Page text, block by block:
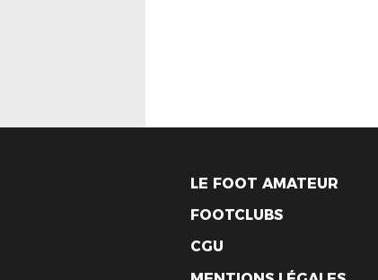
LE FOOT AMATEUR
FOOTCLUBS
CGU